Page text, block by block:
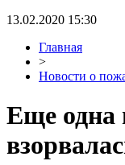
13.02.2020 15:30
Главная
>
Новости о
Еще одна